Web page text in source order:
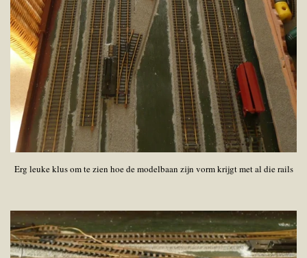
Erg leuke klus om te zien hoe de modelbaan zijn vorm krijgt met al die rails